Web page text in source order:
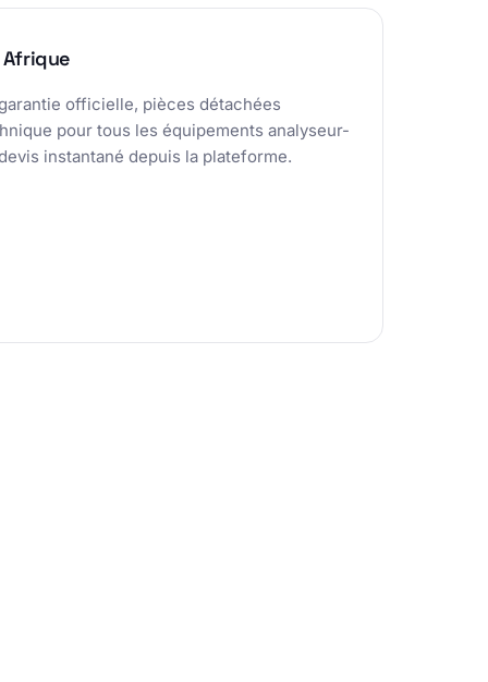
officielle, pièces détachées
pour tous les équipements analyseur-
instantané depuis la plateforme.